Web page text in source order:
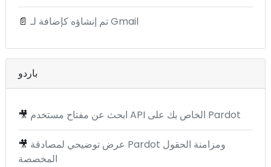
📄 تم إنشاؤه كإضافة لـ Gmail
باردو
🎥 ابحث عن مفتاح مستخدم API الخاص بك على Pardot
🎥 عرض توضيحي لمصادقة Pardot ومزامنة الحقول
المخصصة